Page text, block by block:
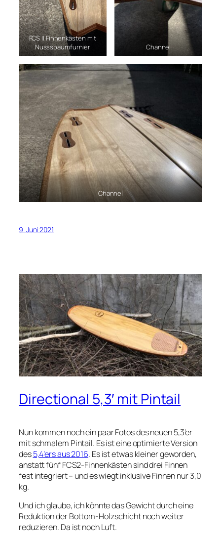
FCS II Finnenkästen mit
Nusssbaumfurnier
Channel
Channel
9. Juni 2021
Directional 5,3′ mit Pintail
Nun kommen noch ein paar Fotos des neuen 5,3’er
mit schmalem Pintail. Es ist eine optimierte Version
des5,4’ers aus 2016. Es ist etwas kleiner geworden,
anstatt fünf FCS2-Finnenkästen sind drei Finnen
fest integriert – und es wiegt inklusive Finnen nur 3,0
kg.
Und ich glaube, ich könnte das Gewicht durch eine
Reduktion der Bottom-Holzschicht noch weiter
reduzieren. Da ist noch Luft.